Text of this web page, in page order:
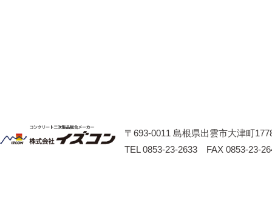
〒693-0011 島根県出雲市大津町
TEL 0853-23-2633 FAX 0853-23-